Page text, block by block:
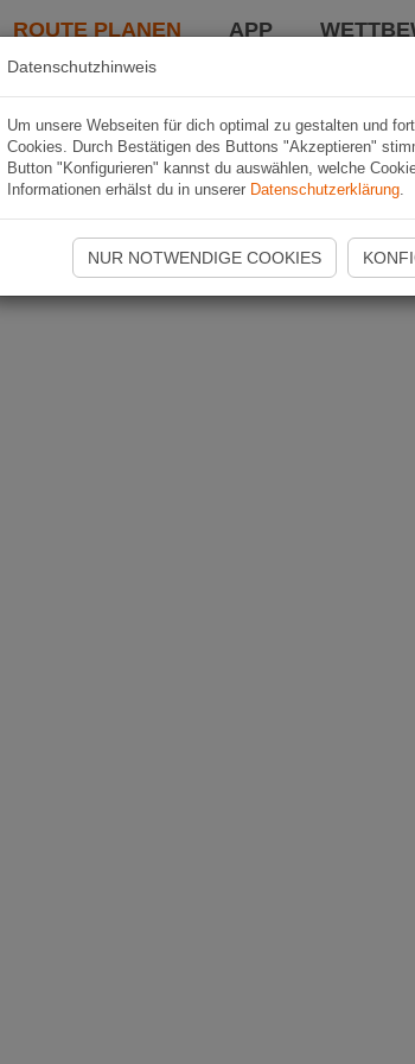
ROUTE PLANEN APP
Datenschutzhinweis
Um unsere Webseiten für dich optimal zu gestalten und
Cookies. Durch Bestätigen des Buttons "Akzeptieren"
Button "Konfigurieren" kannst du auswählen, welche
Informationen erhälst du in unserer Datenschutzerklärung.
NUR NOTWENDIGE COOKIES